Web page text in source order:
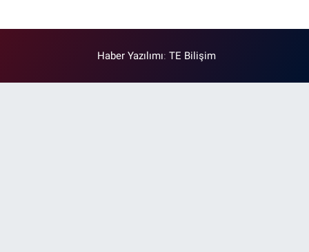
Haber Yazılımı:TE Bilişim